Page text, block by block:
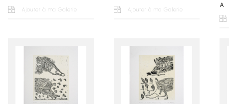
Ajouter à ma Galerie Ajouter à ma Galerie
A